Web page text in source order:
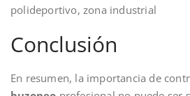
polideportivo, zona industrial
Conclusión
En resumen, la importancia de